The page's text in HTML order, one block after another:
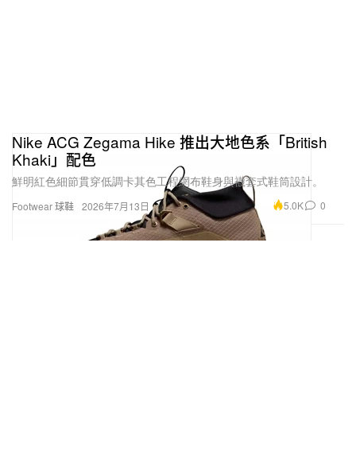
Footwear 球鞋
Nike ACG Zegama Hike 推出大地色系「British
Khaki」配色
鮮明紅色細節貫穿低調卡其色工程網布鞋身與襪套式鞋筒設計。
2026年7月13日 5.0K 0